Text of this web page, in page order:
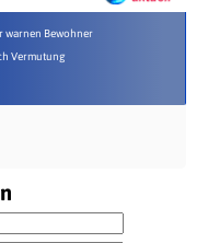
warnen Bewohner
Vermutung